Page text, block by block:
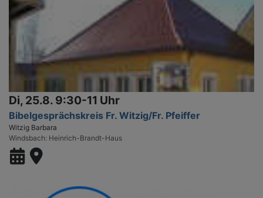
Di, 25.8. 9:30-11 Uhr
Bibelgesprächskreis Fr. Witzig/Fr. Pfeiffer
Witzig Barbara
Windsbach Heinrich-Brandt-Haus